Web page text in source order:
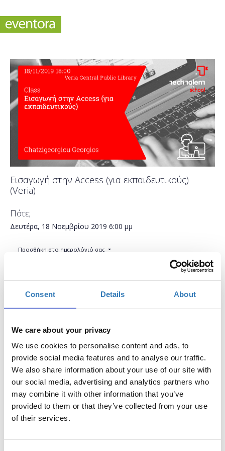
Consent Details About
We care about your privacy
We use cookies to personalise content and ads, to
provide social media features and to analyse our traffic.
We also share information about your use of our site with
our social media, advertising and analytics partners who
may combine it with other information that you’ve
provided to them or that they’ve collected from your use
of their services.
Εισαγωγή στην Access (για εκπαιδευτικούς)
(Veria)
Πότε;
Δευτέρα, 18 Νοεμβρίου 2019 6:00 μμ
Προσθήκη στο ημερολόγιό σας
Το σεμινάριο απευθύνεται σε εκπαιδευτικούς Α/
θμιας και Β/θμιας Εκπαίδευσης (Δημόσιας και
Ιδιωτικής), οι οποίοι επιθυμούν να εξοικειωθούν με
Access. Οι βάσεις δεδομένων είναι ένα εργαλείο με